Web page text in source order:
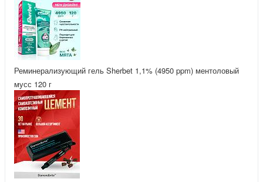
Реминерализующий гель Sherbet 1,1% (4950 ppm) ментоловый
мусс 120 г